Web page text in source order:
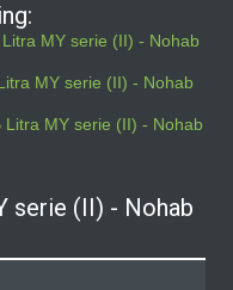
MY serie (II) - Nohab
MY serie (II) - Nohab
MY serie (II) - Nohab
serie (II) - Nohab